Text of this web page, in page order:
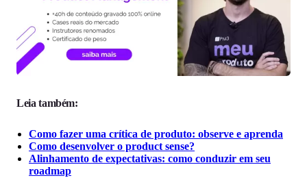
Leia também:
Como fazer uma crítica de produto: observe e aprenda
Como desenvolver o product sense?
Alinhamento de expectativas: como conduzir em seu
roadmap